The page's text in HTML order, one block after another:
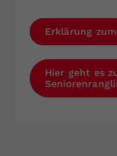
Erklärung
Hier geht es